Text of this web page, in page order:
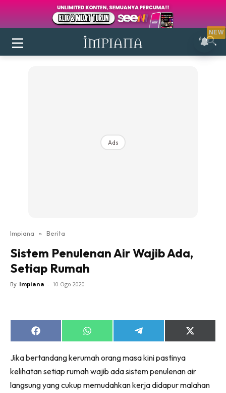
Login|Register
Ruang Makan
Ruang Tamu
Direktori
DIY
Bilik Air
Bilik Tidur
Dapur
Ruang Makan
Ads
Impiana » Berita
Sistem Penulenan Air Wajib Ada,
Setiap Rumah
By Impiana - 10 Ogo 2020
Share
on
Share
on
Share
on
Share
on
Jika bertandang kerumah orang masa kini pastinya
kelihatan setiap rumah wajib ada sistem penulenan air
langsung yang cukup memudahkan kerja didapur malahan
NEW